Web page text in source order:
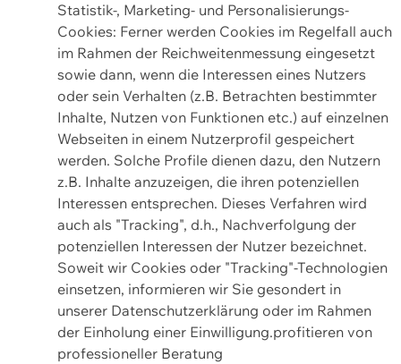
Statistik-, Marketing- und Personalisierungs-
Cookies: Ferner werden Cookies im Regelfall auch
im Rahmen der Reichweitenmessung eingesetzt
sowie dann, wenn die Interessen eines Nutzers
oder sein Verhalten (z.B. Betrachten bestimmter
Inhalte, Nutzen von Funktionen etc.) auf einzelnen
Webseiten in einem Nutzerprofil gespeichert
werden. Solche Profile dienen dazu, den Nutzern
z.B. Inhalte anzuzeigen, die ihren potenziellen
Interessen entsprechen. Dieses Verfahren wird
auch als "Tracking", d.h., Nachverfolgung der
potenziellen Interessen der Nutzer bezeichnet.
Soweit wir Cookies oder "Tracking"-Technologien
einsetzen, informieren wir Sie gesondert in
unserer Datenschutzerklärung oder im Rahmen
der Einholung einer Einwilligung.profitieren von
professioneller Beratung